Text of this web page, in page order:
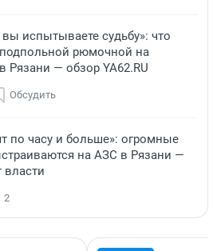
испытываете судьбу»: что
подпольной рюмочной на
Рязани — обзор YA62.RU
Обсудить
по часу и больше»: огромные
на АЗС в Рязани —
власти
2